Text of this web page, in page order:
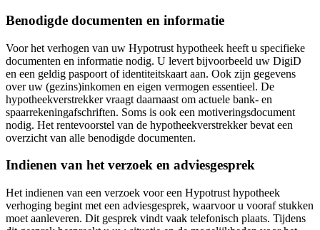
Benodigde documenten en informatie
Voor het verhogen van uw Hypotrust hypotheek heeft u specifieke
documenten en informatie nodig. U levert bijvoorbeeld uw DigiD
en een geldig paspoort of identiteitskaart aan. Ook zijn gegevens
over uw (gezins)inkomen en eigen vermogen essentieel. De
hypotheekverstrekker vraagt daarnaast om actuele bank- en
spaarrekeningafschriften. Soms is ook een motiveringsdocument
nodig. Het rentevoorstel van de hypotheekverstrekker bevat een
overzicht van alle benodigde documenten.
Indienen van het verzoek en adviesgesprek
Het indienen van een verzoek voor een Hypotrust hypotheek
verhoging begint met een adviesgesprek, waarvoor u vooraf stukken
moet aanleveren. Dit gesprek vindt vaak telefonisch plaats. Tijdens